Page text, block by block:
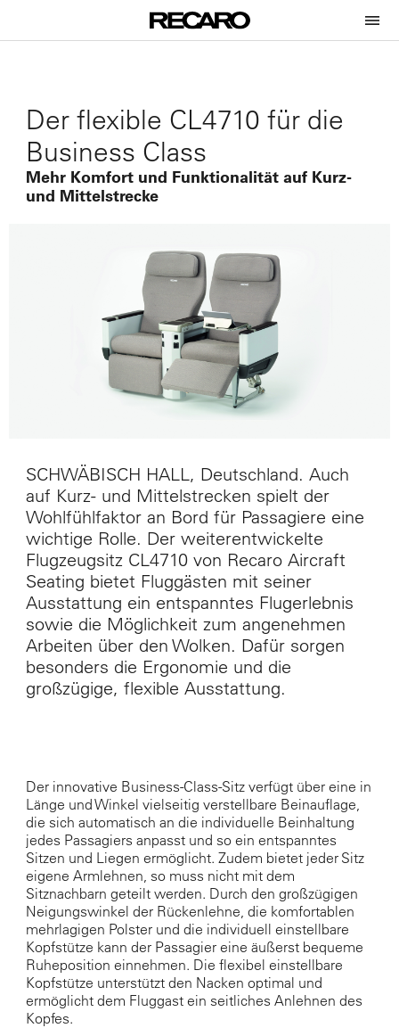
Der flexible CL4710 für die
Business Class
Mehr Komfort und Funktionalität auf Kurz-
und Mittelstrecke
SCHWÄBISCH HALL, Deutschland. Auch
auf Kurz- und Mittelstrecken spielt der
Wohlfühlfaktor an Bord für Passagiere eine
wichtige Rolle. Der weiterentwickelte
Flugzeugsitz CL4710 von Recaro Aircraft
Seating bietet Fluggästen mit seiner
Ausstattung ein entspanntes Flugerlebnis
sowie die Möglichkeit zum angenehmen
Arbeiten über den Wolken. Dafür sorgen
besonders die Ergonomie und die
großzügige, flexible Ausstattung.
Der innovative Business-Class-Sitz verfügt über eine in
Länge und Winkel vielseitig verstellbare Beinauflage,
die sich automatisch an die individuelle Beinhaltung
jedes Passagiers anpasst und so ein entspanntes
Sitzen und Liegen ermöglicht. Zudem bietet jeder Sitz
eigene Armlehnen, so muss nicht mit dem
Sitznachbarn geteilt werden. Durch den großzügigen
Neigungswinkel der Rückenlehne, die komfortablen
mehrlagigen Polster und die individuell einstellbare
Kopfstütze kann der Passagier eine äußerst bequeme
Ruheposition einnehmen. Die flexibel einstellbare
Kopfstütze unterstützt den Nacken optimal und
ermöglicht dem Fluggast ein seitliches Anlehnen des
Kopfes.